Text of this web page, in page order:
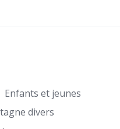
Enfants et jeunes
divers